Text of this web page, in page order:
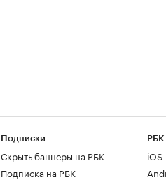
Подписки
Скрыть баннеры на РБК
Подписка на РБК
РБК
iOS